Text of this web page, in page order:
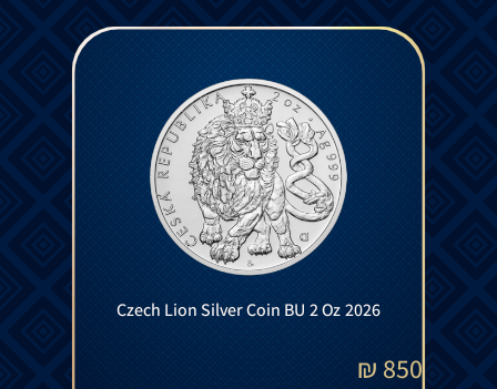
Czech Lion Silver Coin BU 2 Oz 2026
850
₪